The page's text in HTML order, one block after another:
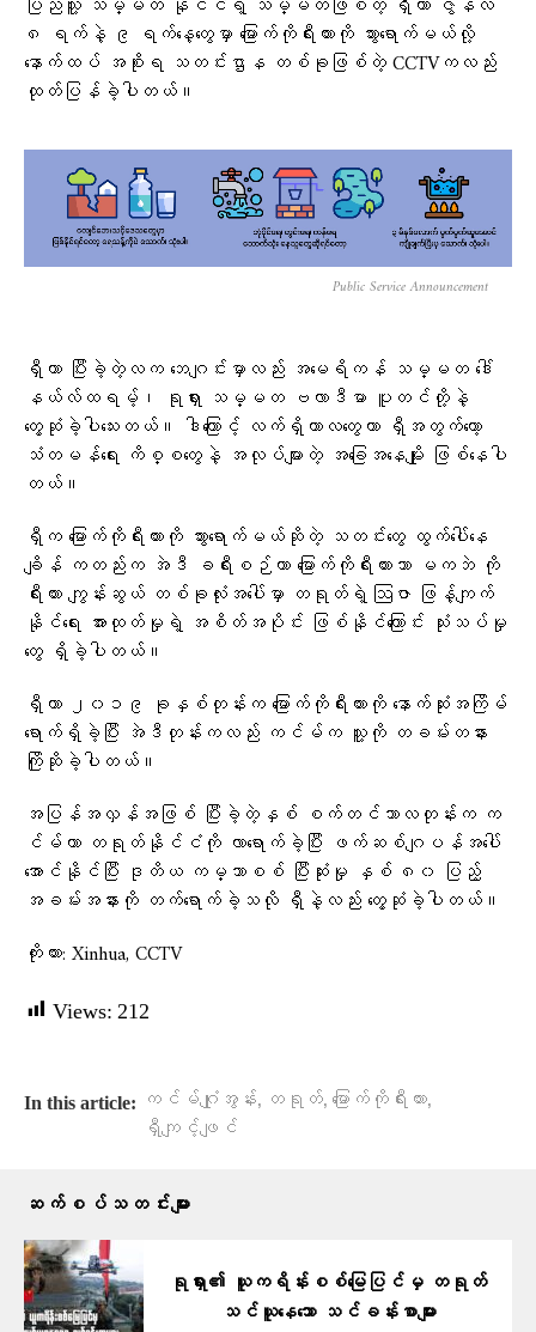
ပြည်သူ့ သမ္မတ နိုင်ငံရဲ့ သမ္မတဖြစ်တဲ့ ရှီဟာ ဇွန်လ
၈ ရက်နဲ့ ၉ ရက်နေ့တွေမှာ မြောက်ကိုရီးယားကို သွားရောက်မယ်လို့
နောက်ထပ် အစိုးရ သတင်းဌာန တစ်ခုဖြစ်တဲ့ CCTVကလည်း
ထုတ်ပြန်ခဲ့ပါတယ်။
Public Service Announcement
ရှီဟာ ပြီးခဲ့တဲ့လက ဘေဂျင်းမှာလည်း အမေရိကန် သမ္မတ ဒေါ်
နယ်လ်ထရမ့်၊ ရုရှား သမ္မတ ဗလာဒီမာ ပူတင်တို့နဲ့
တွေ့ဆုံခဲ့ပါသေးတယ်။ ဒါကြောင့် လက်ရှိကာလတွေဟာ ရှီအတွက်တော့
သံတမန်ရေး ကိစ္စတွေနဲ့ အလုပ်များတဲ့ အခြေအနေမျိုး ဖြစ်နေပါ
တယ်။
ရှီက မြောက်ကိုရီးယားကို သွားရောက်မယ်ဆိုတဲ့ သတင်းတွေ ထွက်ပေါ်နေ
ချိန် ကတည်းက အဲဒီ ခရီးစဉ်ဟာ မြောက်ကိုရီးယားသာ မကဘဲ ကို
ရီးယား ကျွန်းဆွယ် တစ်ခုလုံးအပေါ်မှာ တရုတ်ရဲ့ ဩဇာ ဖြန့်ကျက်
နိုင်ရေး အားထုတ်မှုရဲ့ အစိတ်အပိုင်း ဖြစ်နိုင်ကြောင်း သုံးသပ်မှု
တွေ ရှိခဲ့ပါတယ်။
ရှီဟာ ၂၀၁၉ ခုနှစ်တုန်းက မြောက်ကိုရီးယားကို နောက်ဆုံးအကြိမ်
ရောက်ရှိခဲ့ပြီး အဲဒီတုန်းကလည်း ကင်မ်က သူ့ကို တခမ်းတနား
ကြိုဆိုခဲ့ပါတယ်။
အပြန်အလှန်အဖြစ် ပြီးခဲ့တဲ့နှစ် စက်တင်ဘာလတုန်းက က
င်မ်ဟာ တရုတ်နိုင်ငံကို လာရောက်ခဲ့ပြီး ဖက်ဆစ်ဂျပန်အပေါ်
အောင်နိုင်ပြီး ဒုတိယ ကမ္ဘာစစ် ပြီးဆုံးမှု နှစ် ၈၀ ပြည့်
အခမ်းအနားကို တက်ရောက်ခဲ့သလို ရှီနဲ့လည်း တွေ့ဆုံခဲ့ပါတယ်။
ကိုးကား: Xinhua, CCTV
Views: 212
In this article: ကင်မ်ဂျုံအွန်း, တရုတ်, မြောက်ကိုရီးယား,
ရှီကျင့်ဖျင်
ဆက်စပ်သတင်းများ
ရုရှား၏ ယူကရိန်းစစ်မြေပြင်မှ တရုတ်
သင်ယူနေသော သင်ခန်းစာများ